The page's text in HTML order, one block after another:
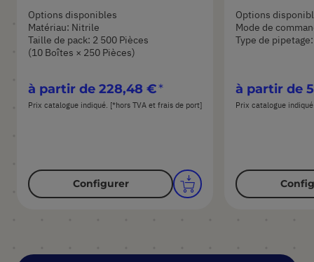
Options disponibles
Matériau: Nitrile
Taille de pack: 2 500 Pièces
(10 Boîtes × 250 Pièces)
à partir de 228,48 €
Prix catalogue indiqué. [*hors TVA et frais de port]
Configurer
Options
Mode de
Type de
à partir de
Prix catalogue